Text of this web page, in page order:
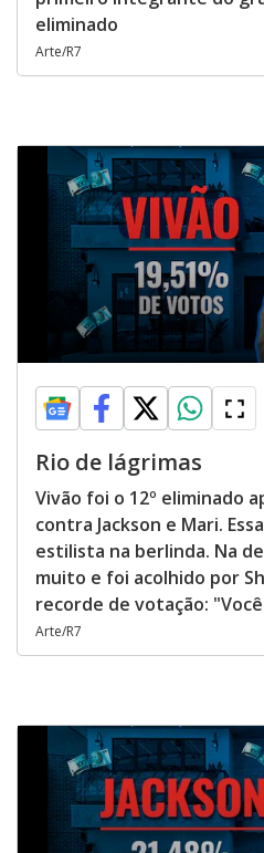
eliminado
Arte/R7
Rio de lágrimas
Vivão foi o 12º eliminado
contra Jackson e Mari.
estilista na berlinda. Na
muito e foi acolhido por
recorde de votação:
Arte/R7